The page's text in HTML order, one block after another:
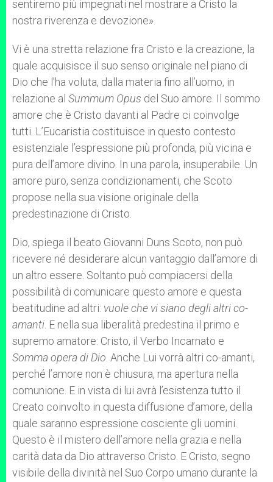
sentiremo più impegnati nel mostrare a Cristo la
nostra riverenza e devozione».
Vi è una stretta relazione fra Cristo e la creazione, la
quale acquisisce il suo senso originale nel piano di
Dio che l’ha voluta, dalla materia fino all’uomo, in
relazione al Summum Opus del Suo amore. Il sommo
amore che è Cristo davanti al Padre ci coinvolge
tutti. L’Eucaristia costituisce in questo contesto
esistenziale l’espressione più profonda, più vicina e
pura dell’amore divino. In una parola, insuperabile. Un
amore puro, senza condizionamenti, che Scoto
propose nella sua visione originale della
predestinazione di Cristo.
Dio, spiega il beato Giovanni Duns Scoto, non può
ricevere né desiderare alcun vantaggio dall’amore di
un altro essere. Soltanto può compiacersi della
possibilità di comunicare questo amore e questa
beatitudine ad altri: vuole che vi siano degli altri co-
amanti . E nella sua liberalità predestina il primo e
supremo amatore: Cristo, il Verbo Incarnato e
Somma opera di Dio . Anche Lui vorrà altri co-amanti,
perché l’amore non è chiusura, ma apertura nella
comunione. E in vista di lui avrà l’esistenza tutto il
Creato coinvolto in questa diffusione d’amore, della
quale saranno espressione cosciente gli uomini.
Questo è il mistero dell’amore nella grazia e nella
carità data da Dio attraverso Cristo. E Cristo, segno
visibile della divinità nel Suo Corpo umano durante la